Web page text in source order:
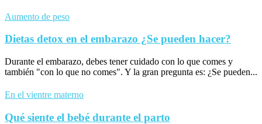
Aumento de peso
Dietas detox en el embarazo ¿Se pueden hacer?
Durante el embarazo, debes tener cuidado con lo que comes y
también "con lo que no comes". Y la gran pregunta es: ¿Se pueden...
En el vientre materno
Qué siente el bebé durante el parto